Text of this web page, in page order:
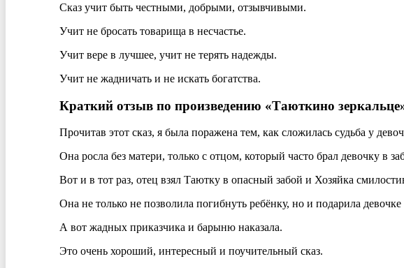
Сказ учит быть честными, добрыми, отзывчивыми.
Учит не бросать товарища в несчастье.
Учит вере в лучшее, учит не терять надежды.
Учит не жадничать и не искать богатства.
Краткий отзыв по произведению «Таюткино
Прочитав этот сказ, я была поражена тем, как сложилась судьба у
Она росла без матери, только с отцом, который часто брал девочку в
Вот и в тот раз, отец взял Таютку в опасный забой и Хозяйка
Она не только не позволила погибнуть ребёнку, но и подарила девочке
А вот жадных приказчика и барыню наказала.
Это очень хороший, интересный и поучительный сказ.